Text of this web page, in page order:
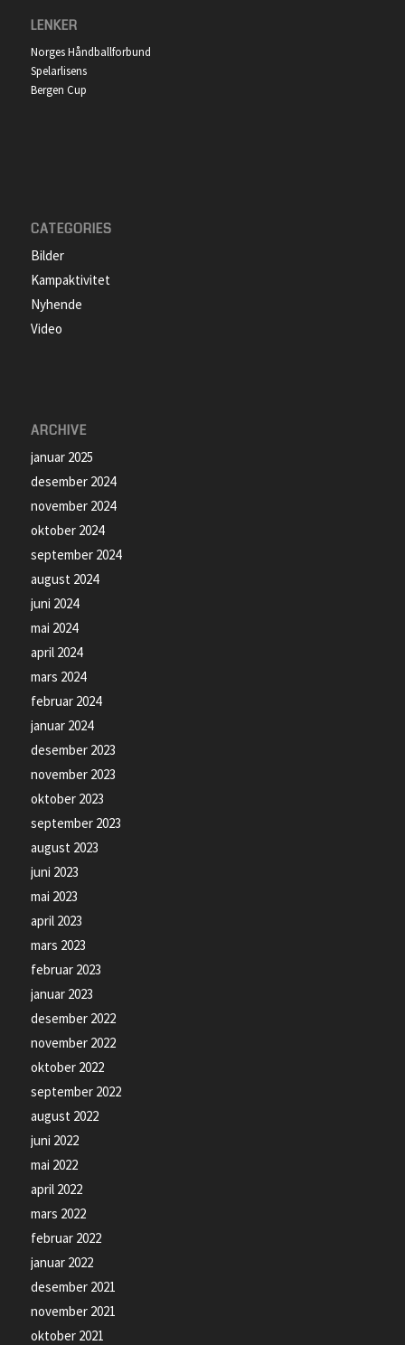
LENKER
Norges Håndballforbund
Spelarlisens
Bergen Cup
CATEGORIES
Bilder
Kampaktivitet
Nyhende
Video
ARCHIVE
januar 2025
desember 2024
november 2024
oktober 2024
september 2024
august 2024
juni 2024
mai 2024
april 2024
mars 2024
februar 2024
januar 2024
desember 2023
november 2023
oktober 2023
september 2023
august 2023
juni 2023
mai 2023
april 2023
mars 2023
februar 2023
januar 2023
desember 2022
november 2022
oktober 2022
september 2022
august 2022
juni 2022
mai 2022
april 2022
mars 2022
februar 2022
januar 2022
desember 2021
november 2021
oktober 2021